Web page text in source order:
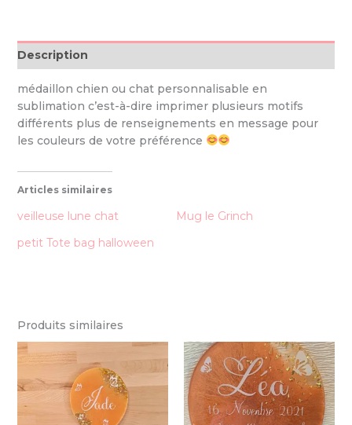
Description
médaillon chien ou chat personnalisable en
sublimation c’est-à-dire imprimer plusieurs motifs
différents plus de renseignements en message pour
les couleurs de votre préférence
Articles similaires
veilleuse lune chat
Mug le Grinch
petit Tote bag halloween
Produits similaires